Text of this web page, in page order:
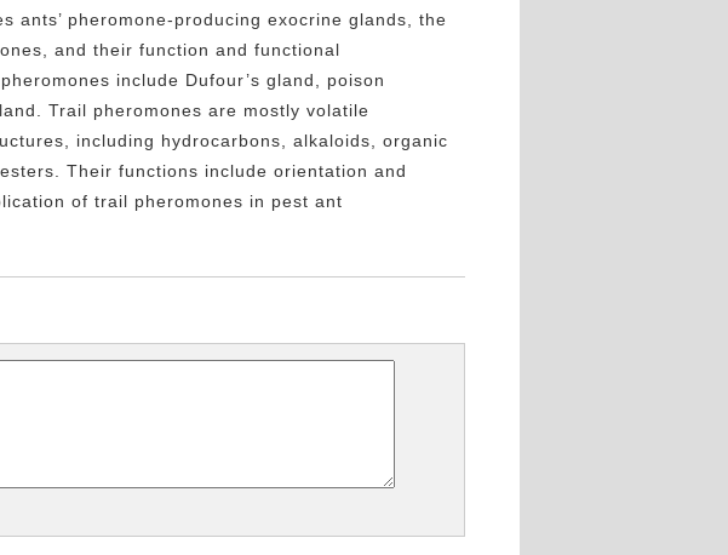
ants’ pheromone-producing exocrine glands, the
and their function and functional
include Dufour’s gland, poison
Trail pheromones are mostly volatile
including hydrocarbons, alkaloids, organic
Their functions include orientation and
of trail pheromones in pest ant